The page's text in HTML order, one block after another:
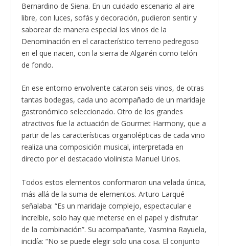
Bernardino de Siena. En un cuidado escenario al aire
libre, con luces, sofás y decoración, pudieron sentir y
saborear de manera especial los vinos de la
Denominación en el característico terreno pedregoso
en el que nacen, con la sierra de Algairén como telón
de fondo.
En ese entorno envolvente cataron seis vinos, de otras
tantas bodegas, cada uno acompañado de un maridaje
gastronómico seleccionado. Otro de los grandes
atractivos fue la actuación de Gourmet Harmony, que a
partir de las características organolépticas de cada vino
realiza una composición musical, interpretada en
directo por el destacado violinista Manuel Urios.
Todos estos elementos conformaron una velada única,
más allá de la suma de elementos. Arturo Larqué
señalaba: “Es un maridaje complejo, espectacular e
increíble, solo hay que meterse en el papel y disfrutar
de la combinación”. Su acompañante, Yasmina Rayuela,
incidía: “No se puede elegir solo una cosa. El conjunto